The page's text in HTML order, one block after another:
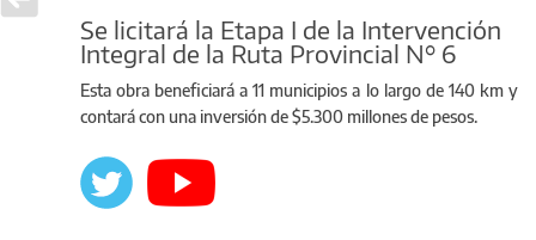
Se licitará la Etapa I de la Intervención
Integral de la Ruta Provincial N° 6
Esta obra beneficiará a 11 municipios a lo largo de 140 km y
contará con una inversión de $5.300 millones de pesos.